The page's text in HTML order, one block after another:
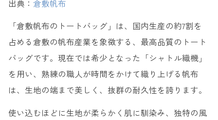
出典： 倉敷帆布
「倉敷帆布のトートバッグ」は、国内生産の約7割を
占める倉敷の帆布産業を象徴する、最高品質のトート
バッグです。現在では希少となった「シャトル織機」
を用い、熟練の職人が時間をかけて織り上げる帆布
は、生地の端まで美しく、抜群の耐久性を誇ります。
使い込むほどに生地が柔らかく肌に馴染み、独特の風